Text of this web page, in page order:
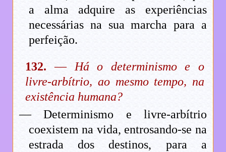
a alma adquire as experiências
necessárias na sua marcha para a
perfeição.
132. —Há o determinismo e o
livre-arbítrio, ao mesmo tempo, na
existência humana?
— Determinismo e livre-arbítrio
coexistem na vida, entrosando-se na
estrada dos destinos, para a